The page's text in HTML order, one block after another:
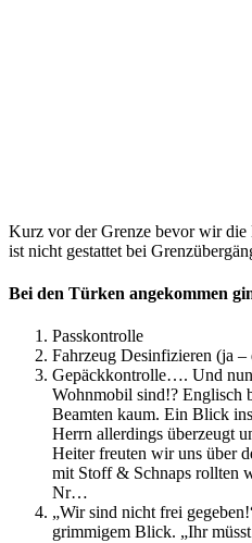
Kurz vor der Grenze bevor wir die
ist nicht gestattet bei
Bei den Türken angekommen
Passkontrolle
Fahrzeug Desinfizieren (ja –
Gepäckkontrolle…. Und
Wohnmobil sind!? Englisch
Beamten kaum. Ein Blick
Herrn allerdings überzeugt
Heiter freuten wir uns über
mit Stoff & Schnaps rollten
Nr…
„Wir sind nicht frei
grimmigem Blick. „Ihr